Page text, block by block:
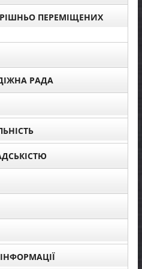
ПЕРЕМІЩЕНИХ
РАДА